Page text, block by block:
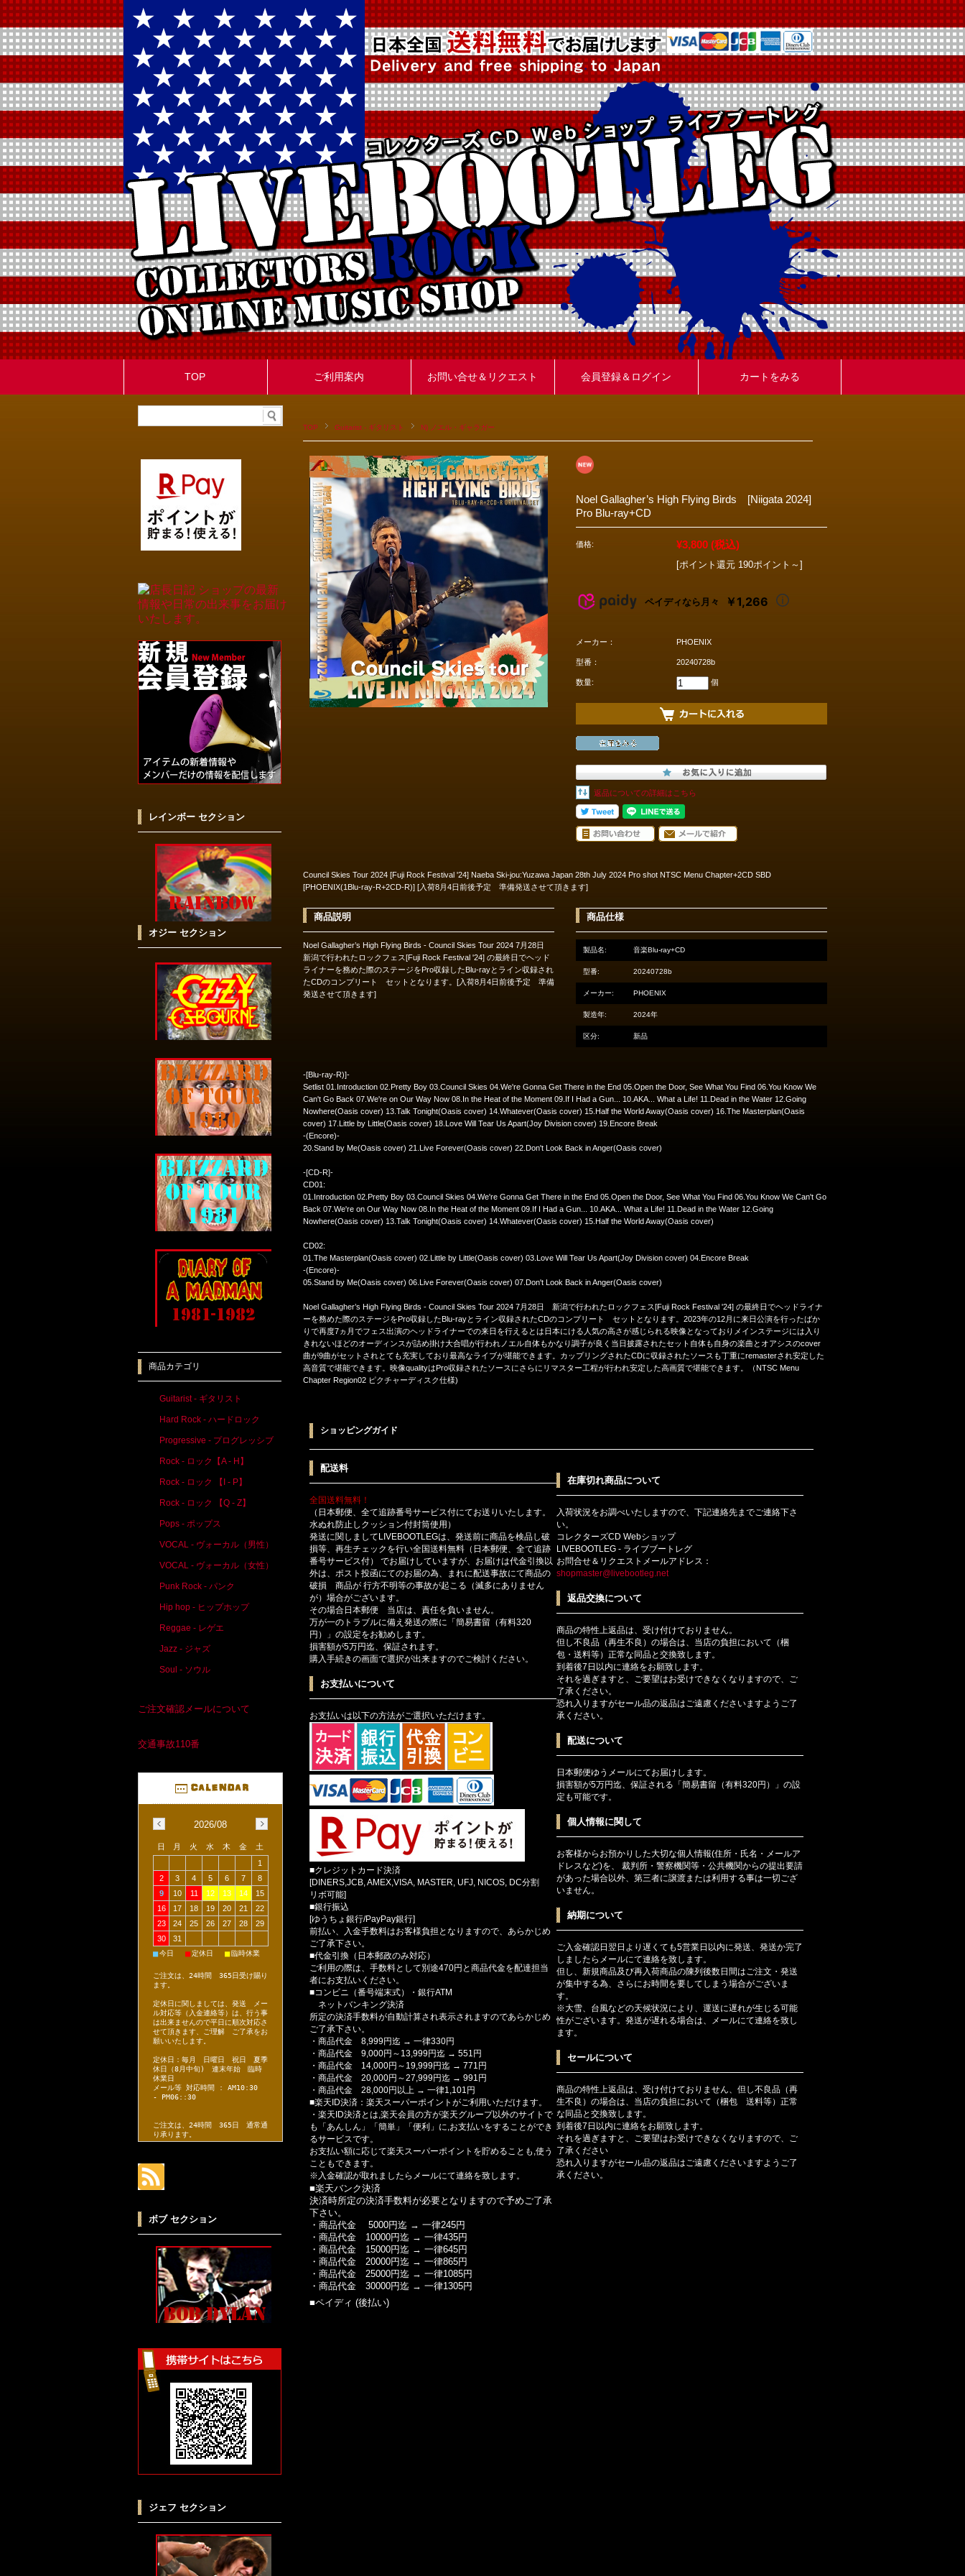
TOP ご利用案内 お問い合せ＆リクエスト 会員登録＆ログイン カートをみる
TOP Guitarist - ギタリスト N) ノエル・ギャラガー
Noel Gallagher’s High Flying Birds [Niigata 2024]
Pro Blu-ray+CD
価格: ¥3,800 (税込)
[ポイント還元 190ポイント～]
ペイディなら月々 ￥1,266
メーカー： PHOENIX
型番： 20240728b
数量: 個
返品についての詳細はこちら
Council Skies Tour 2024 [Fuji Rock Festival '24] Naeba Ski-jou:Yuzawa Japan 28th July 2024 Pro shot NTSC Menu Chapter+2CD SBD
[PHOENIX(1Blu-ray-R+2CD-R)] [入荷8月4日前後予定 準備発送させて頂きます]
商品説明
Noel Gallagher’s High Flying Birds - Council Skies Tour 2024 7月28日
新潟で行われたロックフェス[Fuji Rock Festival '24] の最終日でヘッド
ライナーを務めた際のステージをPro収録したBlu-rayとライン収録され
たCDのコンプリート セットとなります。[入荷8月4日前後予定 準備
発送させて頂きます]
商品仕様
製品名: 音楽Blu-ray+CD
型番: 20240728b
メーカー: PHOENIX
製造年: 2024年
区分: 新品
-[Blu-ray-R)]-
Setlist 01.Introduction 02.Pretty Boy 03.Council Skies 04.We're Gonna Get There in the End 05.Open the Door, See What You Find 06.You Know We
Can't Go Back 07.We're on Our Way Now 08.In the Heat of the Moment 09.If I Had a Gun... 10.AKA... What a Life! 11.Dead in the Water 12.Going
Nowhere(Oasis cover) 13.Talk Tonight(Oasis cover) 14.Whatever(Oasis cover) 15.Half the World Away(Oasis cover) 16.The Masterplan(Oasis
cover) 17.Little by Little(Oasis cover) 18.Love Will Tear Us Apart(Joy Division cover) 19.Encore Break
-(Encore)-
20.Stand by Me(Oasis cover) 21.Live Forever(Oasis cover) 22.Don't Look Back in Anger(Oasis cover)
-[CD-R]-
CD01:
01.Introduction 02.Pretty Boy 03.Council Skies 04.We're Gonna Get There in the End 05.Open the Door, See What You Find 06.You Know We Can't Go
Back 07.We're on Our Way Now 08.In the Heat of the Moment 09.If I Had a Gun... 10.AKA... What a Life! 11.Dead in the Water 12.Going
Nowhere(Oasis cover) 13.Talk Tonight(Oasis cover) 14.Whatever(Oasis cover) 15.Half the World Away(Oasis cover)
CD02:
01.The Masterplan(Oasis cover) 02.Little by Little(Oasis cover) 03.Love Will Tear Us Apart(Joy Division cover) 04.Encore Break
-(Encore)-
05.Stand by Me(Oasis cover) 06.Live Forever(Oasis cover) 07.Don't Look Back in Anger(Oasis cover)
Noel Gallagher’s High Flying Birds - Council Skies Tour 2024 7月28日 新潟で行われたロックフェス[Fuji Rock Festival '24] の最終日でヘッドライナ
ーを務めた際のステージをPro収録したBlu-rayとライン収録されたCDのコンプリート セットとなります。2023年の12月に来日公演を行ったばか
りで再度7ヵ月でフェス出演のヘッドライナーでの来日を行えるとは日本にける人気の高さが感じられる映像となっておりメインステージには入り
きれないほどのオーディンスが詰め掛け大合唱が行われノエル自体もかなり調子が良く当日披露されたセット自体も自身の楽曲とオアシスのcover
曲が9曲がセットされとても充実しており最高なライブが堪能できます。カップリングされたCDに収録されたソースも丁重にremasterされ安定した
高音質で堪能できます。映像qualityはPro収録されたソースにさらにリマスター工程が行われ安定した高画質で堪能できます。（NTSC Menu
Chapter Region02 ピクチャーディスク仕様)
ショッピングガイド
配送料
全国送料無料！
（日本郵便、全て追跡番号サービス付にてお送りいたします。
水ぬれ防止しクッション付封筒使用）
発送に関しましてLIVEBOOTLEGは、発送前に商品を検品し破
損等、再生チェックを行い全国送料無料（日本郵便、全て追跡
番号サービス付） でお届けしていますが、お届けは代金引換以
外は、ポスト投函にてのお届の為、まれに配送事故にて商品の
破損 商品が 行方不明等の事故が起こる（滅多にありません
が）場合がございます。
その場合日本郵便 当店は、責任を負いません。
万が一のトラブルに備え発送の際に「簡易書留（有料320
円）」の設定をお勧めします。
損害額が5万円迄、保証されます。
購入手続きの画面で選択が出来ますのでご検討ください。
お支払いについて
お支払いは以下の方法がご選択いただけます。
■クレジットカード決済
[DINERS,JCB, AMEX,VISA, MASTER, UFJ, NICOS, DC分割
リボ可能]
■銀行振込
[ゆうちょ銀行/PayPay銀行]
前払い、入金手数料はお客様負担となりますので、あらかじめ
ご了承下さい。
■代金引換（日本郵政のみ対応）
ご利用の際は、手数料として別途470円と商品代金を配達担当
者にお支払いください。
■コンビニ（番号端末式）・銀行ATM
ネットバンキング決済
所定の決済手数料が自動計算され表示されますのであらかじめ
ご了承下さい。
・商品代金 8,999円迄 → 一律330円
・商品代金 9,000円～13,999円迄 → 551円
・商品代金 14,000円～19,999円迄 → 771円
・商品代金 20,000円～27,999円迄 → 991円
・商品代金 28,000円以上 → 一律1,101円
■楽天ID決済：楽天スーパーポイントがご利用いただけます。
・楽天ID決済とは,楽天会員の方が楽天グループ以外のサイトで
も「あんしん」「簡単」「便利」に,お支払いをすることができ
るサービスです。
お支払い額に応じて楽天スーパーポイントを貯めることも,使う
こともできます。
※入金確認が取れましたらメールにて連絡を致します。
■楽天バンク決済
決済時所定の決済手数料が必要となりますので予めご了承
下さい。
・商品代金 5000円迄 → 一律245円
・商品代金 10000円迄 → 一律435円
・商品代金 15000円迄 → 一律645円
・商品代金 20000円迄 → 一律865円
・商品代金 25000円迄 → 一律1085円
・商品代金 30000円迄 → 一律1305円
在庫切れ商品について
入荷状況をお調べいたしますので、下記連絡先までご連絡下さ
い。
コレクターズCD Webショップ
LIVEBOOTLEG - ライブブートレグ
お問合せ＆リクエストメールアドレス：
shopmaster@livebootleg.net
返品交換について
商品の特性上返品は、受け付けておりません。
但し不良品（再生不良）の場合は、当店の負担において（梱
包・送料等）正常な同品と交換致します。
到着後7日以内に連絡をお願致します。
それを過ぎますと、ご要望はお受けできなくなりますので、ご
了承ください。
恐れ入りますがセール品の返品はご遠慮くださいますようご了
承ください。
配送について
日本郵便ゆうメールにてお届けします。
損害額が5万円迄、保証される「簡易書留（有料320円）」の設
定も可能です。
個人情報に関して
お客様からお預かりした大切な個人情報(住所・氏名・メールア
ドレスなど)を、 裁判所・警察機関等・公共機関からの提出要請
があった場合以外、第三者に譲渡または利用する事は一切ござ
いません。
納期について
ご入金確認日翌日より遅くても5営業日以内に発送、発送か完了
しましたらメールにて連絡を致します。
但し、新規商品及び再入荷商品の陳列後数日間はご注文・発送
が集中する為、さらにお時間を要してしまう場合がございま
す。
※大雪、台風などの天候状況により、運送に遅れが生じる可能
性がございます。発送が遅れる場合は、メールにて連絡を致し
ます。
セールについて
商品の特性上返品は、受け付けておりません、但し不良品（再
生不良）の場合は、当店の負担において（梱包 送料等）正常
な同品と交換致します。
到着後7日以内に連絡をお願致します。
それを過ぎますと、ご要望はお受けできなくなりますので、ご
了承ください
恐れ入りますがセール品の返品はご遠慮くださいますようご了
承ください。
■ペイディ (後払い)
レインボー セクション
オジー セクション
商品カテゴリ
Guitarist - ギタリスト
Hard Rock - ハードロック
Progressive - プログレッシブ
Rock - ロック【A - H】
Rock - ロック 【I - P】
Rock - ロック 【Q - Z】
Pops - ポップス
VOCAL - ヴォーカル（男性）
VOCAL - ヴォーカル（女性）
Punk Rock - パンク
Hip hop - ヒップホップ
Reggae - レゲエ
Jazz - ジャズ
Soul - ソウル
ご注文確認メールについて
交通事故110番
2026/08
日 月 火 水 木 金
土
1
2
3 4 5 6 7
8
9
10 11 12 13 14
15
16
17 18 19 20 21
22
23
24 25 26 27 28
29
30
31
■今日 ■定休日 ■臨時休業
ご注文は、24時間 365日受け賜り
ます。
定休日に関しましては、発送 メー
ル対応等（入金連絡等）は、行う事
は出来ませんので平日に順次対応さ
せて頂きます、ご理解 ご了承をお
願いいたします。
定休日：毎月 日曜日 祝日 夏季
休日（8月中旬) 連末年始 臨時
休業日
メール等 対応時間 : AM10:30
- PM06::30
ご注文は、24時間 365日 通常通
り承ります。
ボブ セクション
ジェフ セクション